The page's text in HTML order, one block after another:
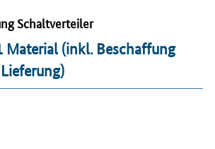
Schaltverteiler
Material (inkl. Beschaffung